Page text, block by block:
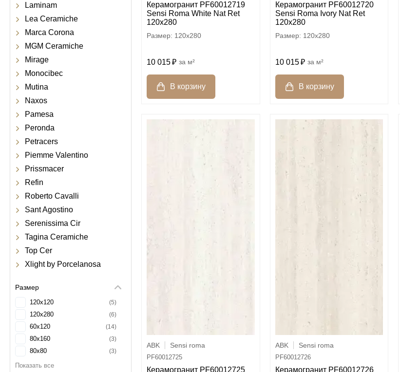
Laminam
Lea Ceramiche
Marca Corona
MGM Ceramiche
Mirage
Monocibec
Mutina
Naxos
Pamesa
Peronda
Petracers
Piemme Valentino
Prissmacer
Refin
Roberto Cavalli
Sant Agostino
Serenissima Cir
Tagina Ceramiche
Top Cer
Xlight by Porcelanosa
Размер
120x120 5
120x280 6
60x120 14
80x160 3
80x80 3
Керамогранит PF60012719
Sensi Roma White Nat Ret
120x280
120x280
10 015 м²
Керамогранит PF60012720
Sensi Roma Ivory Nat Ret
120x280
120x280
10 015 м²
ABK Sensi roma
PF60012725
Керамогранит PF60012725
ABK Sensi roma
PF60012726
Керамогранит PF60012726